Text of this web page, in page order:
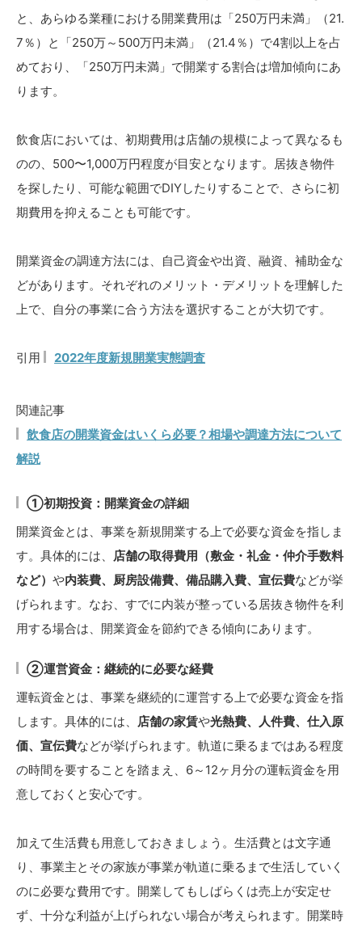
と、あらゆる業種における開業費用は「250万円未満」（21.
7％）と「250万～500万円未満」（21.4％）で4割以上を占
めており、「250万円未満」で開業する割合は増加傾向にあ
ります。
飲食店においては、初期費用は店舗の規模によって異なるも
のの、500〜1,000万円程度が目安となります。居抜き物件
を探したり、可能な範囲でDIYしたりすることで、さらに初
期費用を抑えることも可能です。
開業資金の調達方法には、自己資金や出資、融資、補助金な
どがあります。それぞれのメリット・デメリットを理解した
上で、自分の事業に合う方法を選択することが大切です。
引用 2022年度新規開業実態調査
関連記事
飲食店の開業資金はいくら必要？相場や調達方法について
解説
①初期投資：開業資金の詳細
開業資金とは、事業を新規開業する上で必要な資金を指しま
す。具体的には、 店舗の取得費用（敷金・礼金・仲介手数料
など） や内装費、厨房設備費、備品購入費、宣伝費などが挙
げられます。なお、すでに内装が整っている居抜き物件を利
用する場合は、開業資金を節約できる傾向にあります。
②運営資金：継続的に必要な経費
運転資金とは、事業を継続的に運営する上で必要な資金を指
します。具体的には、 店舗の家賃や光熱費、人件費、仕入原
価、宣伝費などが挙げられます。軌道に乗るまではある程度
の時間を要することを踏まえ、6～12ヶ月分の運転資金を用
意しておくと安心です。
加えて生活費も用意しておきましょう。生活費とは文字通
り、事業主とその家族が事業が軌道に乗るまで生活していく
のに必要な費用です。開業してもしばらくは売上が安定せ
ず、十分な利益が上げられない場合が考えられます。開業時